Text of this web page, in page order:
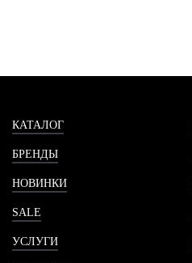
КАТАЛОГ
БРЕНДЫ
НОВИНКИ
SALE
УСЛУГИ